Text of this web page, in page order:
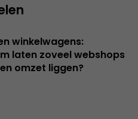
winkelwagens:
laten zoveel webshops
omzet liggen?